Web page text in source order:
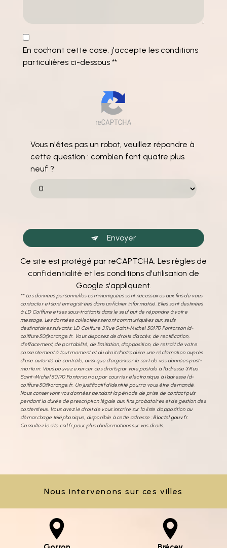
En cochant cette case, j'accepte les conditions
particulières ci-dessous **
Vous n'êtes pas un robot, veuillez répondre à
cette question : combien font quatre plus
neuf ?
Envoyer
Ce site est protégé par reCAPTCHA. Les règles de
confidentialité et les conditions d'utilisation de
Google s'appliquent.
** Les données personnelles communiquées sont nécessaires aux fins de vous
contacter et sont enregistrées dans un fichier informatisé. Elles sont destinées
à LD Coiffure et ses sous-traitants dans le seul but de répondre à votre
message. Les données collectées seront communiquées aux seuls
destinataires suivants: LD Coiffure 3 Rue Saint-Michel 50170 Pontorson ld-
coiffure50@orange.fr. Vous disposez de droits d’accès, de rectification,
d’effacement, de portabilité, de limitation, d’opposition, de retrait de votre
consentement à tout moment et du droit d’introduire une réclamation auprès
d’une autorité de contrôle, ainsi que d’organiser le sort de vos données post-
mortem. Vous pouvez exercer ces droits par voie postale à l'adresse 3 Rue
Saint-Michel 50170 Pontorson ou par courrier électronique à l'adresse ld-
coiffure50@orange.fr. Un justificatif d'identité pourra vous être demandé.
Nous conservons vos données pendant la période de prise de contact puis
pendant la durée de prescription légale aux fins probatoires et de gestion des
contentieux. Vous avez le droit de vous inscrire sur la liste d'opposition au
démarchage téléphonique, disponible à cette adresse :Bloctel.gouv.fr.
Consultez le site cnil.fr pour plus d’informations sur vos droits.
Nous intervenons sur ces villes